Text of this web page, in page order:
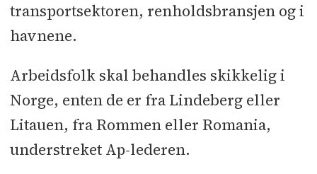
transportsektoren, renholdsbransjen og i
havnene.
Arbeidsfolk skal behandles skikkelig i
Norge, enten de er fra Lindeberg eller
Litauen, fra Rommen eller Romania,
understreket Ap-lederen.